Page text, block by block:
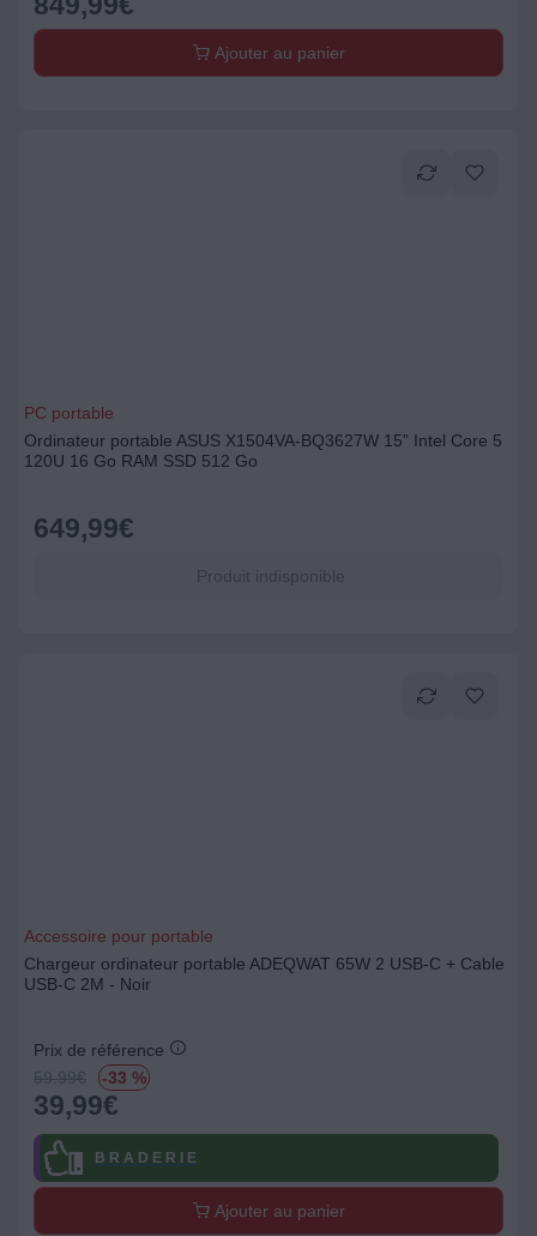
Ajouter au panier
PC portable
Ordinateur portable ASUS X1504VA-BQ3627W 15" Intel Core 5
120U 16 Go RAM SSD 512 Go
649,99€
Produit indisponible
Accessoire pour portable
Chargeur ordinateur portable ADEQWAT 65W 2 USB-C + Cable
USB-C 2M - Noir
Prix de référence
59.99€ -33 %
39,99€
B R A D E R I E
Ajouter au panier